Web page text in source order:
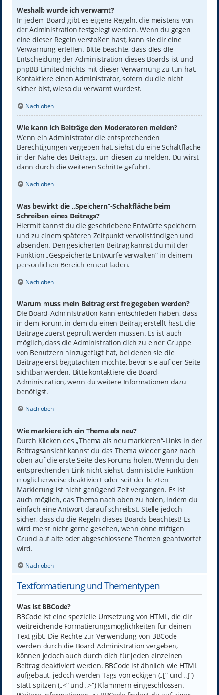
Weshalb wurde ich verwarnt?
In jedem Board gibt es eigene Regeln, die meistens von
der Administration festgelegt werden. Wenn du gegen
eine dieser Regeln verstoßen hast, kann sie dir eine
Verwarnung erteilen. Bitte beachte, dass dies die
Entscheidung der Administration dieses Boards ist und
phpBB Limited nichts mit dieser Verwarnung zu tun hat.
Kontaktiere einen Administrator, sofern du die nicht
sicher bist, wieso du verwarnt wurdest.
Nach oben
Wie kann ich Beiträge den Moderatoren melden?
Wenn ein Administrator die entsprechenden
Berechtigungen vergeben hat, siehst du eine Schaltfläche
in der Nähe des Beitrags, um diesen zu melden. Du wirst
dann durch die weiteren Schritte geführt.
Nach oben
Was bewirkt die „Speichern“-Schaltfläche beim
Schreiben eines Beitrags?
Hiermit kannst du die geschriebene Entwürfe speichern
und zu einem späteren Zeitpunkt vervollständigen und
absenden. Den gesicherten Beitrag kannst du mit der
Funktion „Gespeicherte Entwürfe verwalten“ in deinem
persönlichen Bereich erneut laden.
Nach oben
Warum muss mein Beitrag erst freigegeben werden?
Die Board-Administration kann entschieden haben, dass
in dem Forum, in dem du einen Beitrag erstellt hast, die
Beiträge zuerst geprüft werden müssen. Es ist auch
möglich, dass die Administration dich zu einer Gruppe
von Benutzern hinzugefügt hat, bei denen sie die
Beiträge erst begutachten möchte, bevor sie auf der Seite
sichtbar werden. Bitte kontaktiere die Board-
Administration, wenn du weitere Informationen dazu
benötigst.
Nach oben
Wie markiere ich ein Thema als neu?
Durch Klicken des „Thema als neu markieren“-Links in der
Beitragsansicht kannst du das Thema wieder ganz nach
oben auf die erste Seite des Forums holen. Wenn du den
entsprechenden Link nicht siehst, dann ist die Funktion
möglicherweise deaktiviert oder seit der letzten
Markierung ist nicht genügend Zeit vergangen. Es ist
auch möglich, das Thema nach oben zu holen, indem du
einfach eine Antwort darauf schreibst. Stelle jedoch
sicher, dass du die Regeln dieses Boards beachtest! Es
wird meist nicht gerne gesehen, wenn ohne triftigen
Grund auf alte oder abgeschlossene Themen geantwortet
wird.
Nach oben
Textformatierung und Thementypen
Was ist BBCode?
BBCode ist eine spezielle Umsetzung von HTML, die dir
weitreichende Formatierungsmöglichkeiten für deinen
Text gibt. Die Rechte zur Verwendung von BBCode
werden durch die Board-Administration vergeben,
können jedoch auch durch dich für jeden einzelnen
Beitrag deaktiviert werden. BBCode ist ähnlich wie HTML
aufgebaut, jedoch werden Tags von eckigen („[“ und „]“)
statt spitzen („<“ und „>“) Klammern eingeschlossen.